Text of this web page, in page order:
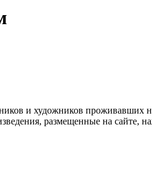
и художников проживавших
размещенные на сайте,